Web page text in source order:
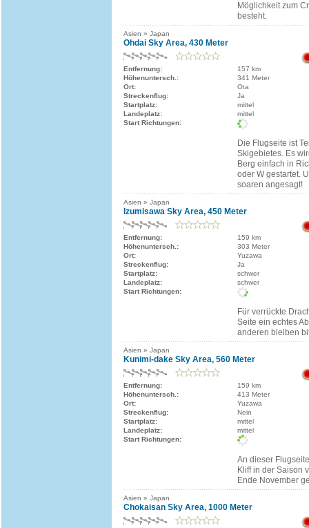
Möglichkeit zum
besteht.
Asien » Japan
Ohdai Sky Area, 430 Meter
Entfernung:
157 km
Höhenuntersch.:
341 Meter
Ort:
Ota
Streckenflug:
Ja
Startplatz:
mittel
Landeplatz:
mittel
Start Richtungen:
Die Flugseite ist
Skigebietes. Es
Berg einfach in
oder W gestartet.
soaren angesagt!
Asien » Japan
Izumisawa Sky Area, 450 Meter
Entfernung:
159 km
Höhenuntersch.:
303 Meter
Ort:
Yuzawa
Streckenflug:
Ja
Startplatz:
schwer
Landeplatz:
schwer
Start Richtungen:
Für verrückte
Seite ein echtes
anderen bleiben
Asien » Japan
Kunimi-dake Sky Area, 560 Meter
Entfernung:
159 km
Höhenuntersch.:
413 Meter
Ort:
Yuzawa
Streckenflug:
Nein
Startplatz:
mittel
Landeplatz:
mittel
Start Richtungen:
An dieser
Kliff in der Saison
Ende November
Asien » Japan
Chokaisan Sky Area, 1000 Meter